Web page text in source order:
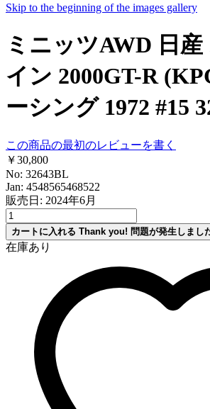
Skip to the beginning of the images gallery
ミニッツAWD 日
イン 2000GT-R
ーシング 1972 #15
この商品の最初のレビューを書く
￥30,800
No: 32643BL
Jan: 4548565468522
販売日: 2024年6月
カートに入れる Thank you! 問題が発生しまし
在庫あり